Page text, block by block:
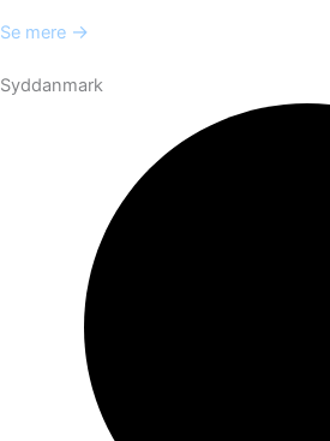
Se mere →
Syddanmark